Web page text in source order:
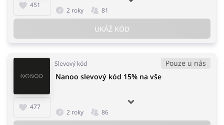
451
2 roky 81
UKÁŽ KÓD
Slevový kód Pouze u nás
477
Nanoo slevový kód 15% na vše
2 roky 86